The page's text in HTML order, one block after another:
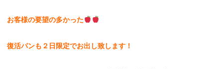
お客様の要望の多かった
復活パンも２日限定でお出し致します！